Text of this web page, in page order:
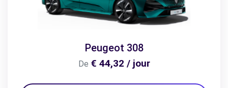
Peugeot 308
De € 44,32 / jour